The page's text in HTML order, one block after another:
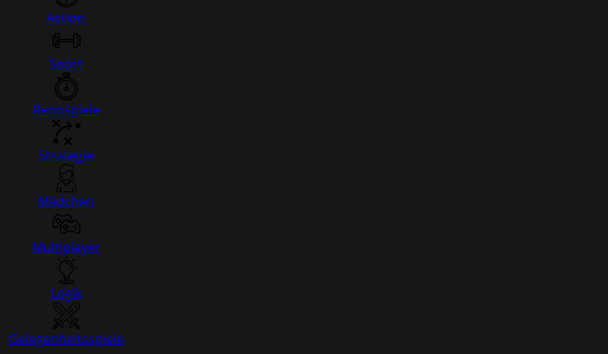
Action
Sport
Rennspiele
Strategie
Mädchen
Multiplayer
Logik
Gelegenheitsspiele